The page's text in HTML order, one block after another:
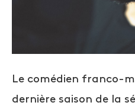
Le comédien franco-
dernière saison de la